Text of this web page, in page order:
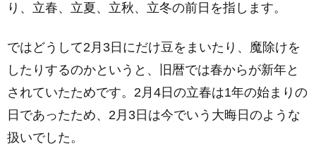
り、立春、立夏、立秋、立冬の前日を指します。
ではどうして2月3日にだけ豆をまいたり、魔除けを
したりするのかというと、旧暦では春からが新年と
されていたためです。2月4日の立春は1年の始まりの
日であったため、2月3日は今でいう大晦日のような
扱いでした。